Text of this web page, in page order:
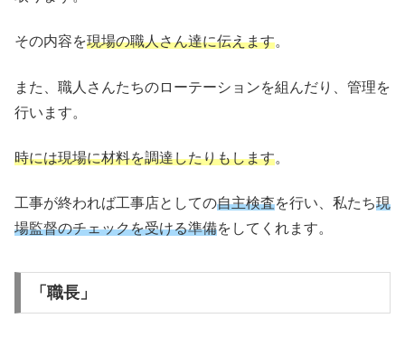
その内容を現場の職人さん達に伝えます。
また、職人さんたちのローテーションを組んだり、管理を
行います。
時には現場に材料を調達したりもします。
工事が終われば工事店としての自主検査を行い、私たち現
場監督のチェックを受ける準備をしてくれます。
「職長」